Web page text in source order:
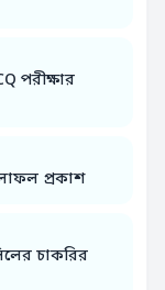
পরীক্ষার
প্রকাশ
চাকরির